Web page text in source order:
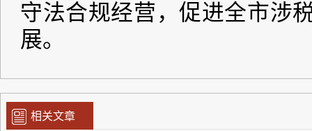
相关文章